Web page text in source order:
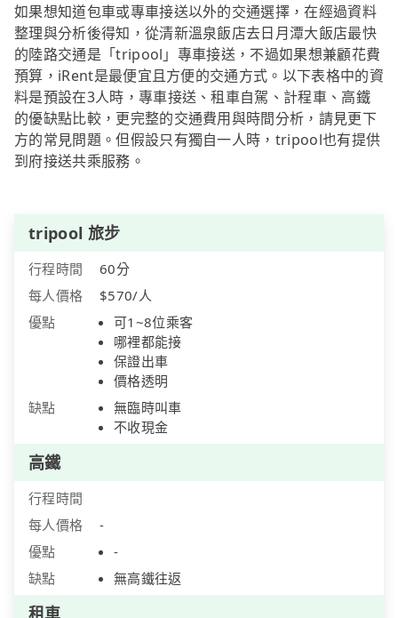
如果想知道包車或專車接送以外的交通選擇，在經過資料
整理與分析後得知，從清新溫泉飯店去日月潭大飯店最快
的陸路交通是「tripool」專車接送，不過如果想兼顧花費
預算，iRent是最便宜且方便的交通方式。以下表格中的資
料是預設在3人時，專車接送、租車自駕、計程車、高鐵
的優缺點比較，更完整的交通費用與時間分析，請見更下
方的常見問題。但假設只有獨自一人時，tripool也有提供
到府接送共乘服務。
tripool 旅步
行程時間
60分
每人價格
$570/人
優點
可1~8位乘客
哪裡都能接
保證出車
價格透明
缺點
無臨時叫車
不收現金
高鐵
行程時間
每人價格
-
優點
-
缺點
無高鐵往返
租車